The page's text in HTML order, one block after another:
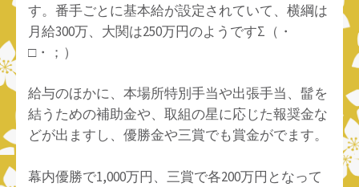
す。番手ごとに基本給が設定されていて、横綱は
月給300万、大関は250万円のようですΣ（・
□・；）
給与のほかに、本場所特別手当や出張手当、髷を
結うための補助金や、取組の星に応じた報奨金な
どが出ますし、優勝金や三賞でも賞金がでます。
幕内優勝で1,000万円、三賞で各200万円となって